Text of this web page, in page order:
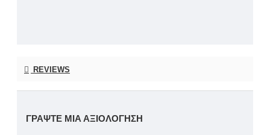
REVIEWS
ΓΡΆΨΤΕ ΜΙΑ ΑΞΙΟΛΌΓΗΣΗ